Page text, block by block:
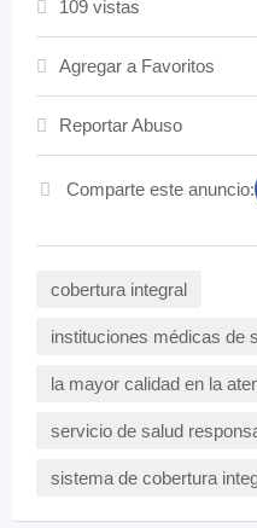
109 vistas
Agregar a Favoritos
Reportar Abuso
Comparte este anuncio:
cobertura integral
instituciones médicas de
la mayor calidad en la
servicio de salud
sistema de cobertura